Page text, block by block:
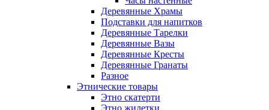
Деревянные Храмы
Подставки для напитков
Деревянные Тарелки
Деревянные Вазы
Деревянные Кресты
Деревянные Гранаты
Разное
Этнические товары
Этно скатерти
Этно жилетки